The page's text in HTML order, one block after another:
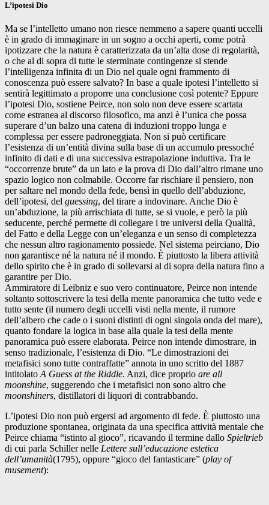
L’ipotesi Dio
Ma se l’intelletto umano non riesce nemmeno a sapere quanti uccelli
è in grado di immaginare in un sogno a occhi aperti, come potrà
ipotizzare che la natura è caratterizzata da un’alta dose di regolarità,
o che al di sopra di tutte le sterminate contingenze si stende
l’intelligenza infinita di un Dio nel quale ogni frammento di
conoscenza può essere salvato? In base a quale ipotesi l’intelletto si
sentirà legittimato a proporre una conclusione così potente? Eppure
l’ipotesi Dio, sostiene Peirce, non solo non deve essere scartata
come estranea al discorso filosofico, ma anzi è l’unica che possa
superare d’un balzo una catena di induzioni troppo lunga e
complessa per essere padroneggiata. Non si può certificare
l’esistenza di un’entità divina sulla base di un accumulo pressoché
infinito di dati e di una successiva estrapolazione induttiva. Tra le
“occorrenze brute” da un lato e la prova di Dio dall’altro rimane uno
spazio logico non colmabile. Occorre far rischiare il pensiero, non
per saltare nel mondo della fede, bensì in quello dell’abduzione,
dell’ipotesi, del guessing, del tirare a indovinare. Anche Dio è
un’abduzione, la più arrischiata di tutte, se si vuole, e però la più
seducente, perché permette di collegare i tre universi della Qualità,
del Fatto e della Legge con un’eleganza e un senso di completezza
che nessun altro ragionamento possiede. Nel sistema peirciano, Dio
non garantisce né la natura né il mondo. È piuttosto la libera attività
dello spirito che è in grado di sollevarsi al di sopra della natura fino a
garantire per Dio.
Ammiratore di Leibniz e suo vero continuatore, Peirce non intende
soltanto sottoscrivere la tesi della mente panoramica che tutto vede e
tutto sente (il numero degli uccelli visti nella mente, il rumore
dell’albero che cade o i suoni distinti di ogni singola onda del mare),
quanto fondare la logica in base alla quale la tesi della mente
panoramica può essere elaborata. Peirce non intende dimostrare, in
senso tradizionale, l’esistenza di Dio. “Le dimostrazioni dei
metafisici sono tutte contraffatte” annota in uno scritto del 1887
intitolato A Guess at the Riddle. Anzi, dice proprio are all
moonshine, suggerendo che i metafisici non sono altro che
moonshiners, distillatori di liquori di contrabbando.
L’ipotesi Dio non può ergersi ad argomento di fede. È piuttosto una
produzione spontanea, originata da una specifica attività mentale che
Peirce chiama “istinto al gioco”, ricavando il termine dallo Spieltrieb
di cui parla Schiller nelle Lettere sull’educazione estetica
dell’umanità(1795), oppure “gioco del fantasticare” (play of
musement):